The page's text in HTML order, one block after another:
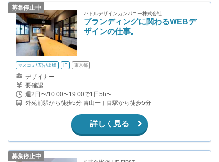
募集停止中
パドルデザインカンパニー株式会社
ブランディングに関わるWEBデ
ザインの仕事。
マスコミ/広告/出版 IT 東京都
デザイナー
要確認
週2日〜/10:00〜19:00で1日5h〜
外苑前駅から徒歩5分 青山一丁目駅から徒歩5分
詳しく見る
募集停止中